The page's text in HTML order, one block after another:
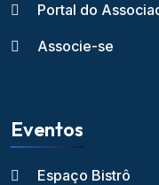
Portal do
Associe-se
Eventos
Espaço Bistrô